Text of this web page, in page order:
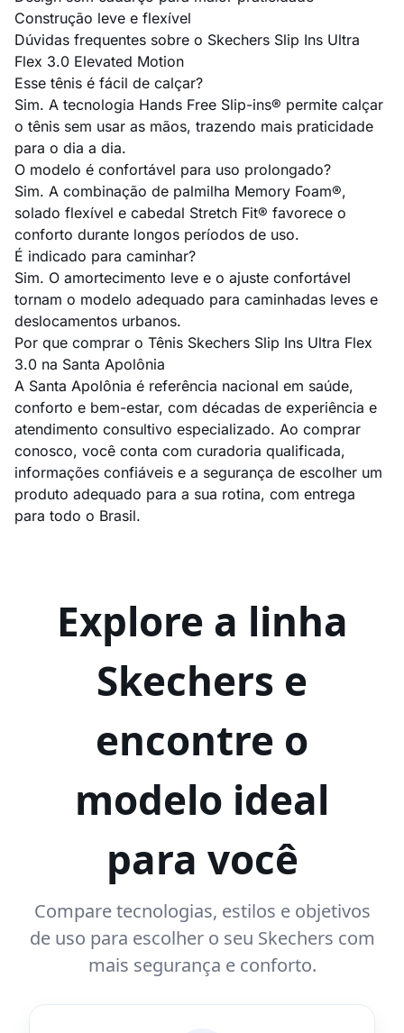
Construção leve e flexível
Dúvidas frequentes sobre o Skechers Slip Ins Ultra
Flex 3.0 Elevated Motion
Esse tênis é fácil de calçar?
Sim. A tecnologia Hands Free Slip-ins® permite calçar
o tênis sem usar as mãos, trazendo mais praticidade
para o dia a dia.
O modelo é confortável para uso prolongado?
Sim. A combinação de palmilha Memory Foam®,
solado flexível e cabedal Stretch Fit® favorece o
conforto durante longos períodos de uso.
É indicado para caminhar?
Sim. O amortecimento leve e o ajuste confortável
tornam o modelo adequado para caminhadas leves e
deslocamentos urbanos.
Por que comprar o Tênis Skechers Slip Ins Ultra Flex
3.0 na Santa Apolônia
A Santa Apolônia é referência nacional em saúde,
conforto e bem-estar, com décadas de experiência e
atendimento consultivo especializado. Ao comprar
conosco, você conta com curadoria qualificada,
informações confiáveis e a segurança de escolher um
produto adequado para a sua rotina, com entrega
para todo o Brasil.
Explore a linha
Skechers e
encontre o
modelo ideal
para você
Compare tecnologias, estilos e objetivos
de uso para escolher o seu Skechers com
mais segurança e conforto.